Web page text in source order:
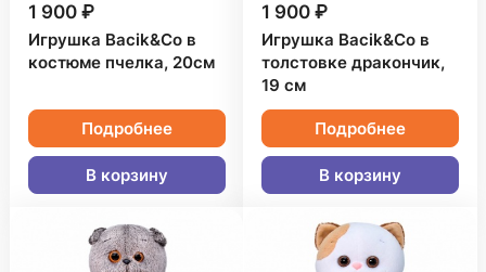
1 900 ₽
Игрушка Bacik&Co в
костюме пчелка, 20см
Подробнее
В корзину
1 900 ₽
Игрушка Bacik&Co в
толстовке дракончик,
19 см
Подробнее
В корзину